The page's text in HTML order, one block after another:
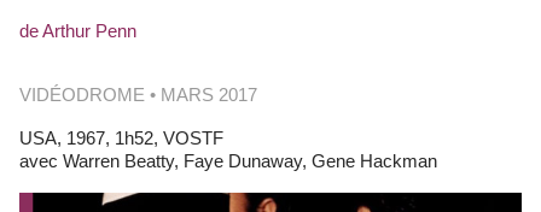
de Arthur Penn
VIDÉODROME • MARS 2017
USA, 1967, 1h52, VOSTF
avec Warren Beatty, Faye Dunaway, Gene Hackman